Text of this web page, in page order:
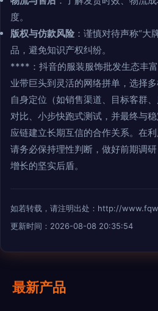
度。
版权与仿款风险 ：谨慎对待声称“大
品，避免知识产权纠纷。
****：抖音的服装服饰批发生态丰
业带巨头到灵活的网络拼单，选择
自身定位（如销售渠道、目标客群
对比、小步快跑式测试，并最终与
应链建立长期互信的合作关系。在
请务必保持理性判断，做好前期调
增长的坚实后盾。
如若转载，请注明出处：http://
更新时间：2026-08-08 20:35:54
最新产品